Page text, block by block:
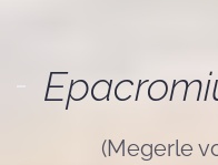
(Megerle